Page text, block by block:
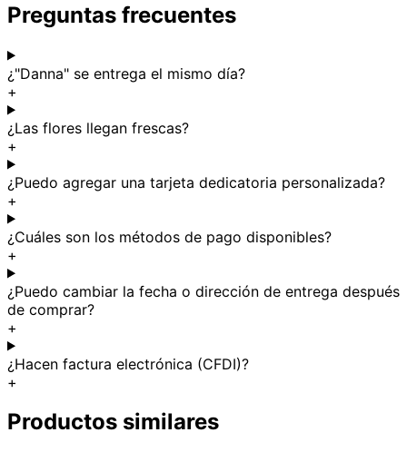
Preguntas frecuentes
¿"Danna" se entrega el mismo día?
+
¿Las flores llegan frescas?
+
¿Puedo agregar una tarjeta dedicatoria personalizada?
+
¿Cuáles son los métodos de pago disponibles?
+
¿Puedo cambiar la fecha o dirección de entrega después
de comprar?
+
¿Hacen factura electrónica (CFDI)?
+
Productos similares